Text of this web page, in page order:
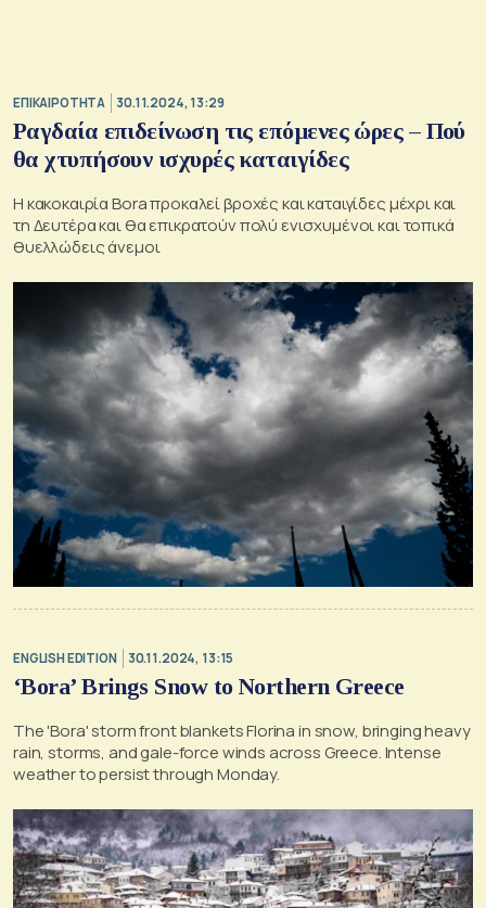
ΕΠΙΚΑΙΡΟΤΗΤΑ 30.11.2024, 13:29
Ραγδαία επιδείνωση τις επόμενες ώρες – Πού
θα χτυπήσουν ισχυρές καταιγίδες
Η κακοκαιρία Bora προκαλεί βροχές και καταιγίδες μέχρι και
τη Δευτέρα και θα επικρατούν πολύ ενισχυμένοι και τοπικά
θυελλώδεις άνεμοι
ENGLISH EDITION 30.11.2024, 13:15
‘Bora’ Brings Snow to Northern Greece
The 'Bora' storm front blankets Florina in snow, bringing heavy
rain, storms, and gale-force winds across Greece. Intense
weather to persist through Monday.